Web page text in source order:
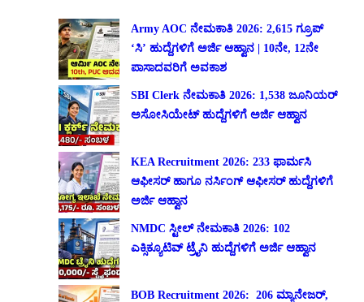
Army AOC ನೇಮಕಾತಿ 2026: 2,615 ಗ್ರೂಪ್
‘ಸಿ’ ಹುದ್ದೆಗಳಿಗೆ ಅರ್ಜಿ ಆಹ್ವಾನ | 10ನೇ, 12ನೇ
ಪಾಸಾದವರಿಗೆ ಅವಕಾಶ
SBI Clerk ನೇಮಕಾತಿ 2026: 1,538 ಜೂನಿಯರ್
ಅಸೋಸಿಯೇಟ್ ಹುದ್ದೆಗಳಿಗೆ ಅರ್ಜಿ ಆಹ್ವಾನ
KEA Recruitment 2026: 233 ಫಾರ್ಮಸಿ
ಆಫೀಸರ್ ಹಾಗೂ ನರ್ಸಿಂಗ್ ಆಫೀಸರ್ ಹುದ್ದೆಗಳಿಗೆ
ಅರ್ಜಿ ಆಹ್ವಾನ
NMDC ಸ್ಟೀಲ್ ನೇಮಕಾತಿ 2026: 102
ಎಕ್ಸಿಕ್ಯೂಟಿವ್ ಟ್ರೈನಿ ಹುದ್ದೆಗಳಿಗೆ ಅರ್ಜಿ ಆಹ್ವಾನ
BOB Recruitment 2026: 206 ಮ್ಯಾನೇಜರ್,